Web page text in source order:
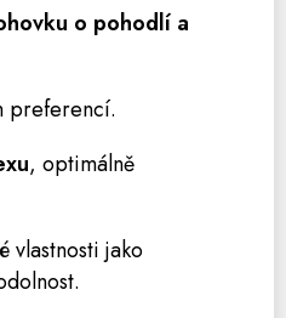
o pohodlí a
preferencí.
, optimálně
vlastnosti jako